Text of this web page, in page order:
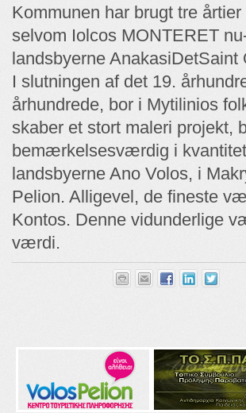
Kommunen har brugt tre
selvom Iolcos MONTERET
landsbyerne
I slutningen af ​​det 19.
århundrede, bor i Mytilinios
skaber et stort maleri projekt,
bemærkelsesværdig i
landsbyerne Ano Volos, i
Pelion. Alligevel, de fineste
Kontos. Denne vidunderlige
værdi.